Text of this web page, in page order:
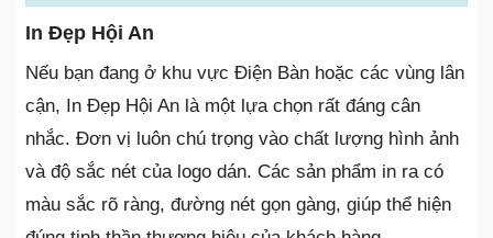
In Đẹp Hội An
Nếu bạn đang ở khu vực Điện Bàn hoặc các vùng lân
cận, In Đẹp Hội An là một lựa chọn rất đáng cân
nhắc. Đơn vị luôn chú trọng vào chất lượng hình ảnh
và độ sắc nét của logo dán. Các sản phẩm in ra có
màu sắc rõ ràng, đường nét gọn gàng, giúp thể hiện